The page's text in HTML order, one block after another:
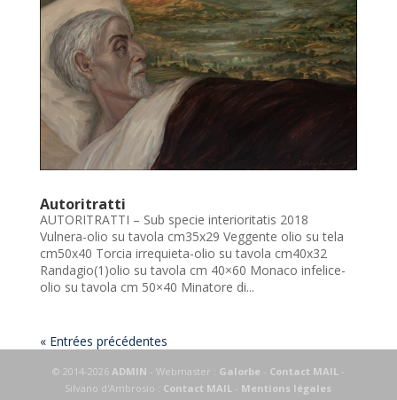
Autoritratti
AUTORITRATTI – Sub specie interioritatis 2018
Vulnera-olio su tavola cm35x29 Veggente olio su tela
cm50x40 Torcia irrequieta-olio su tavola cm40x32
Randagio(1)olio su tavola cm 40×60 Monaco infelice-
olio su tavola cm 50×40 Minatore di...
« Entrées précédentes
© 2014-2026 ADMIN - Webmaster : Galorbe - Contact MAIL -
Silvano d'Ambrosio : Contact MAIL - Mentions légales